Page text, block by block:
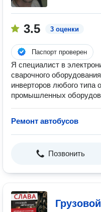
3.5 3 оценки
Паспорт проверен
Я специалист в
сварочного
инверторов любого типа
промышленных
Ремонт автобусов
Позвонить